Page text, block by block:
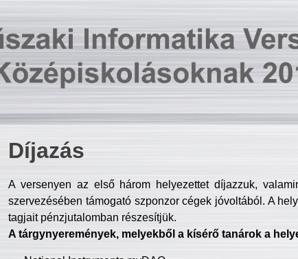
Díjazás
A versenyen az első három helyezettet díjazzuk,
szervezésében támogató szponzor cégek jóvoltából. A
tagjait pénzjutalomban részesítjük.
A tárgynyeremények, melyekből a kísérő tanárok a